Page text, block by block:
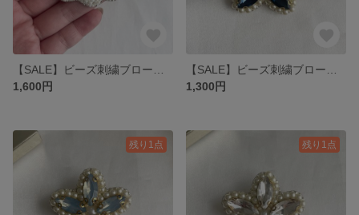
1,600円
1,300円
残り1点 残り1点